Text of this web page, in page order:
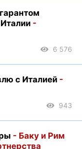
-
6 576
с Италией -
943
- Баку и Рим